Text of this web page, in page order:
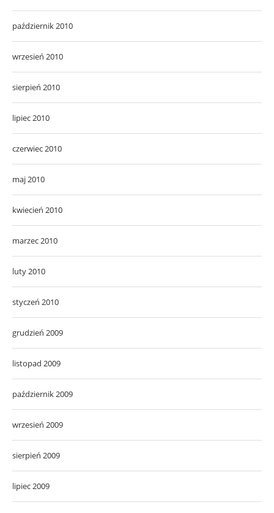
październik 2010
wrzesień 2010
sierpień 2010
lipiec 2010
czerwiec 2010
maj 2010
kwiecień 2010
marzec 2010
luty 2010
styczeń 2010
grudzień 2009
listopad 2009
październik 2009
wrzesień 2009
sierpień 2009
lipiec 2009